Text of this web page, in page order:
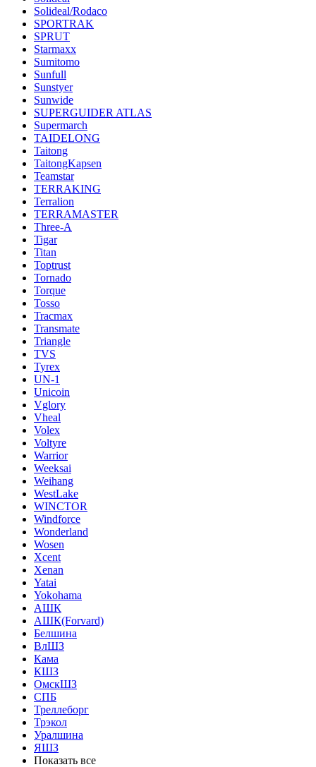
Solideal/Rodaco
SPORTRAK
SPRUT
Starmaxx
Sumitomo
Sunfull
Sunstyer
Sunwide
SUPERGUIDER ATLAS
Supermarch
TAIDELONG
Taitong
TaitongKapsen
Teamstar
TERRAKING
Terralion
TERRAMASTER
Three-A
Tigar
Titan
Toptrust
Tornado
Torque
Tosso
Tracmax
Transmate
Triangle
TVS
Tyrex
UN-1
Unicoin
Vglory
Vheal
Volex
Voltyre
Warrior
Weeksai
Weihang
WestLake
WINCTOR
Windforce
Wonderland
Wosen
Xcent
Xenan
Yatai
Yokohama
АШК
АШК(Forvard)
Белшина
ВлШЗ
Кама
КШЗ
ОмскШЗ
СПБ
Треллеборг
Трэкол
Уралшина
ЯШЗ
Показать все